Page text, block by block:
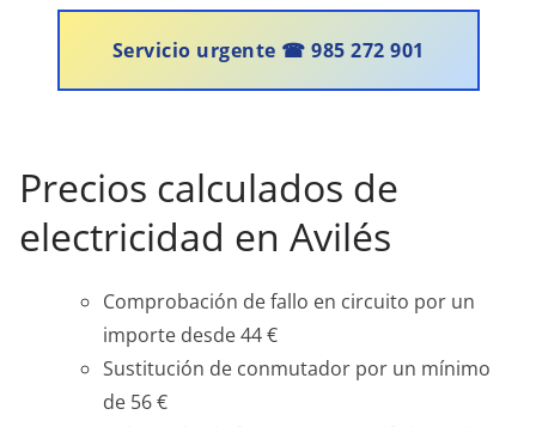
Servicio urgente ☎ 985 272 901
Precios calculados de
electricidad en Avilés
Comprobación de fallo en circuito por un
importe desde 44 €
Sustitución de conmutador por un mínimo
de 56 €